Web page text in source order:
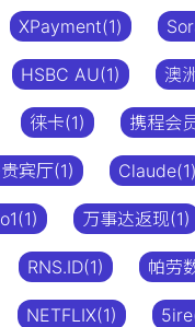
XPayment(1)
HSBC AU(1) 澳
徕卡(1) 携程会
宾厅(1) Claude(1)
万事达返现(1)
RNS.ID(1) 帕劳
NETFLIX(1)